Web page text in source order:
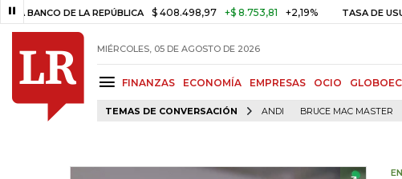
DE LA REPÚBLICA $ 408.498,97 +$ 8.753,81 +2,19% TASA DE USURA
MIÉRCOLES, 05 DE AGOSTO DE 2026
FINANZAS ECONOMÍA EMPRESAS OCIO
TEMAS DE CONVERSACIÓN ANDI BRUCE MAC MASTER